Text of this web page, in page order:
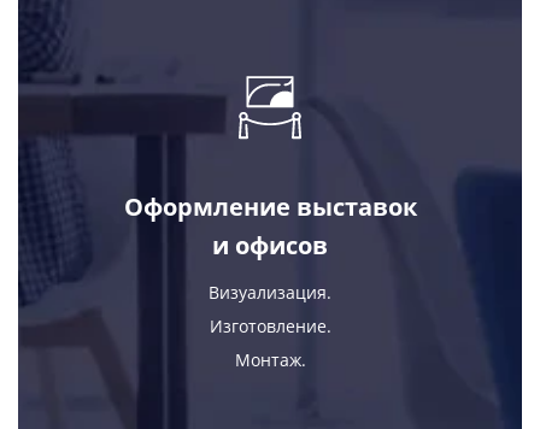
Оформление выставок
и офисов
Визуализация.
Изготовление.
Монтаж.